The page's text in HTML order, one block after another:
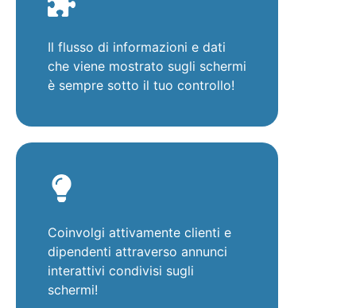
Il flusso di informazioni e dati
che viene mostrato sugli schermi
è sempre sotto il tuo controllo!
Coinvolgi attivamente clienti e
dipendenti attraverso annunci
interattivi condivisi sugli
schermi!